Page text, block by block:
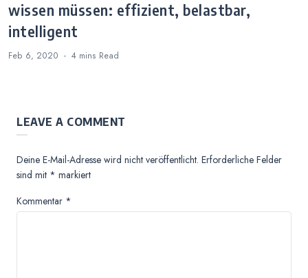
wissen müssen: effizient, belastbar,
intelligent
Feb 6, 2020 4 mins Read
LEAVE A COMMENT
Deine E-Mail-Adresse wird nicht veröffentlicht. Erforderliche Felder
sind mit * markiert
Kommentar *